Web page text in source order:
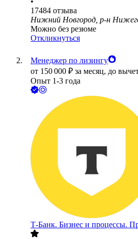
17484 отзыва
Нижний Новгород, р-н
Можно без резюме
Откликнуться
Менеджер по лизингу
от 150 000 ₽ за месяц, до
Опыт 1-3 года
Т-Банк. Бизнес и процессы.